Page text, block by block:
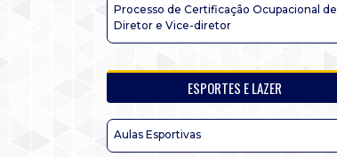
Processo de Certificação Ocupacional de
Diretor e Vice-diretor
ESPORTES E LAZER
Aulas Esportivas